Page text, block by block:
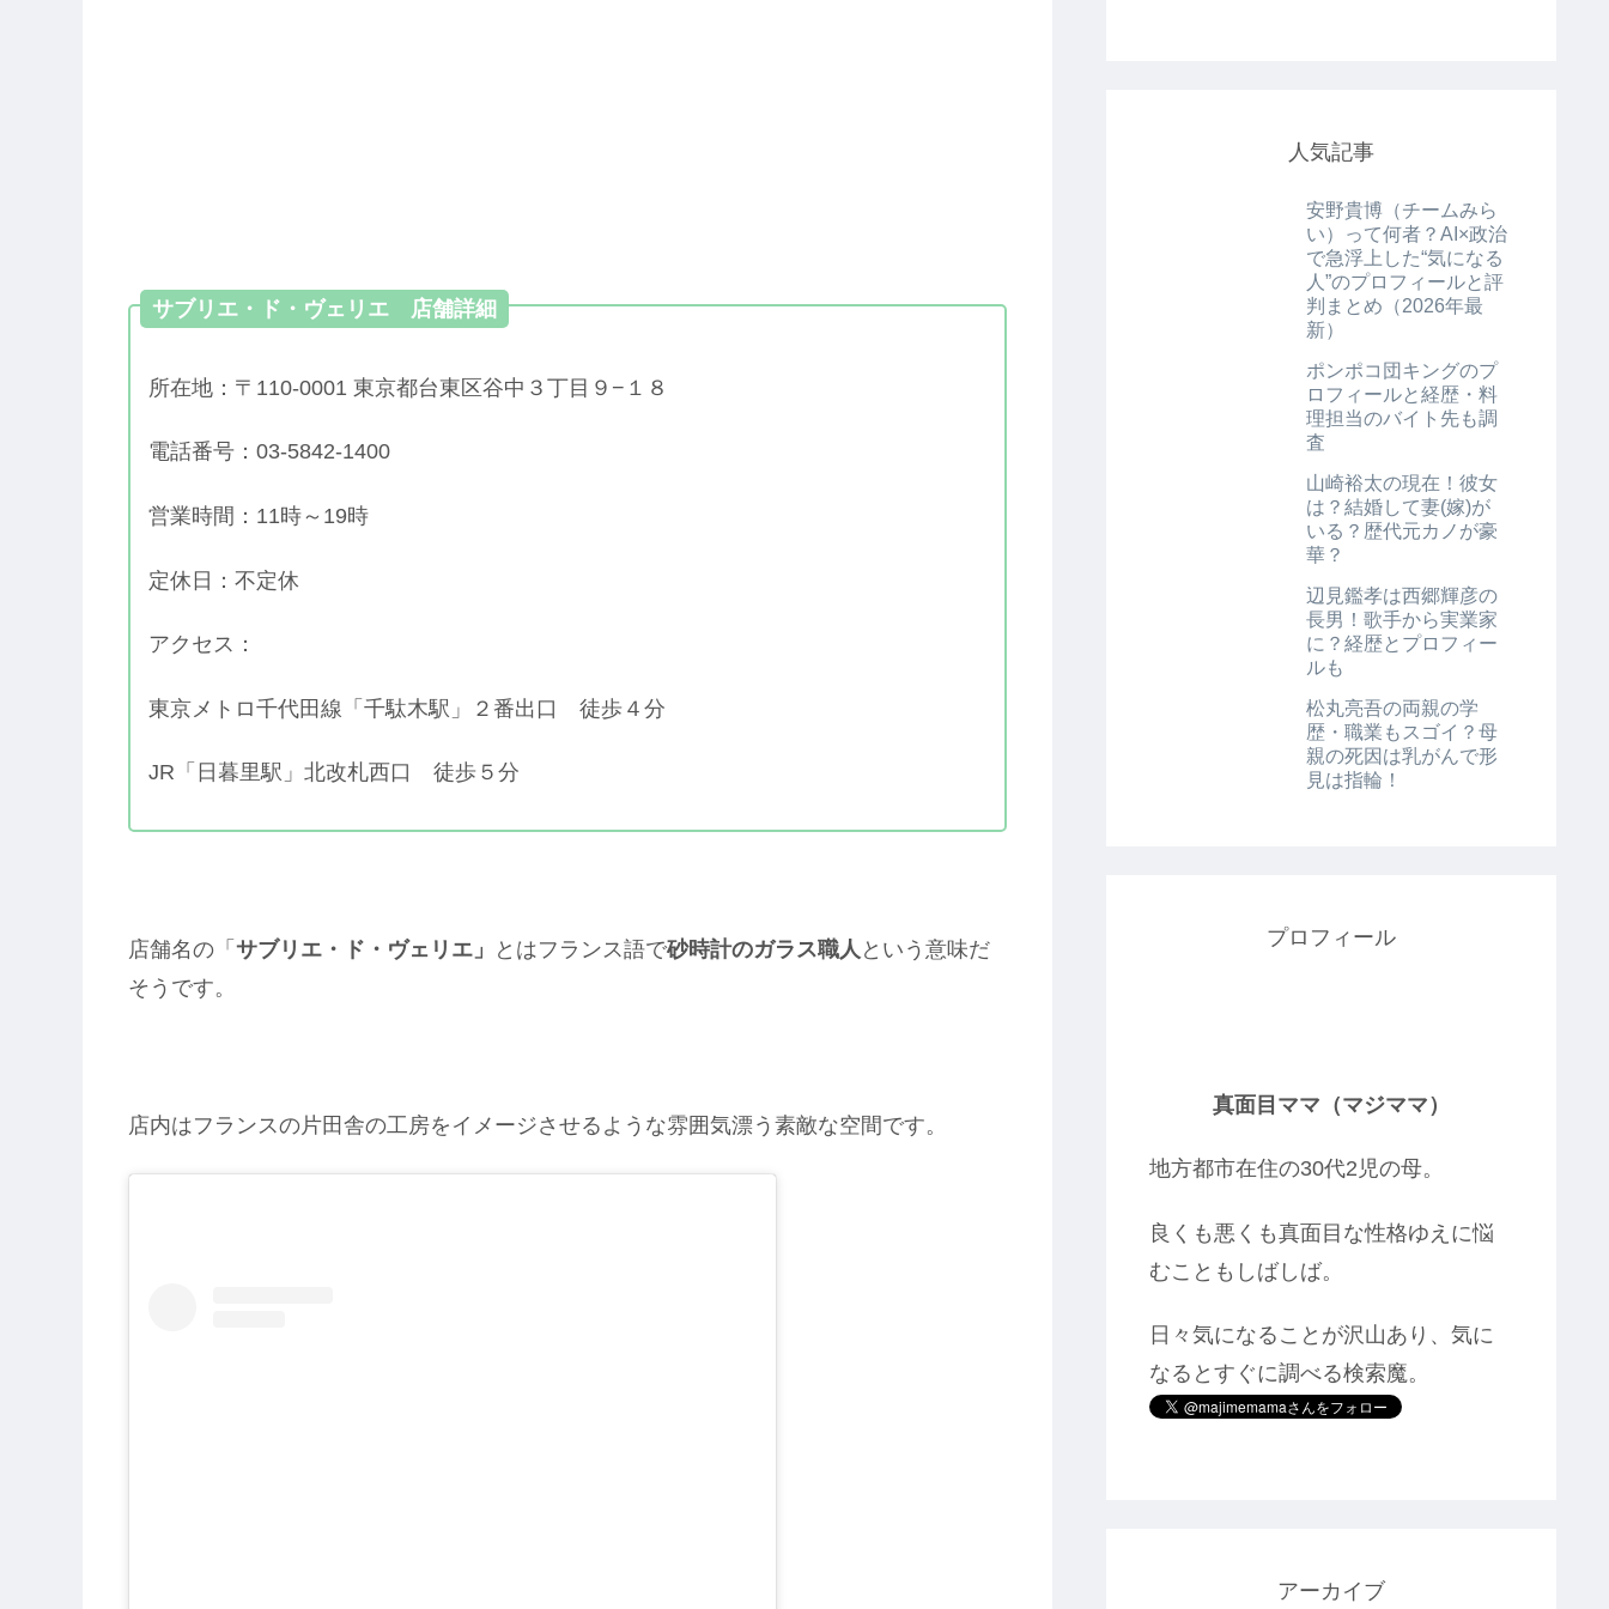
サブリエ・ド・ヴェリエ 店舗詳細
所在地：〒110-0001 東京都台東区谷中３丁目９−１８
電話番号：03-5842-1400
営業時間：11時～19時
定休日：不定休
アクセス：
東京メトロ千代田線「千駄木駅」２番出口 徒歩４分
JR「日暮里駅」北改札西口 徒歩５分
店舗名の「 サブリエ・ド・ヴェリエ」 とはフランス語で砂時計のガラス職人 という意味だ
そうです。
店内はフランスの片田舎の工房をイメージさせるような雰囲気漂う素敵な空間です。
人気記事
安野貴博（チームみら
い）って何者？AI×政治
で急浮上した“気になる
人”のプロフィールと評
判まとめ（2026年最
新）
ポンポコ団キングのプ
ロフィールと経歴・料
理担当のバイト先も調
査
山崎裕太の現在！彼女
は？結婚して妻(嫁)が
いる？歴代元カノが豪
華？
辺見鑑孝は西郷輝彦の
長男！歌手から実業家
に？経歴とプロフィー
ルも
松丸亮吾の両親の学
歴・職業もスゴイ？母
親の死因は乳がんで形
見は指輪！
プロフィール
真面目ママ（マジママ）
地方都市在住の30代2児の母。
良くも悪くも真面目な性格ゆえに悩
むこともしばしば。
日々気になることが沢山あり、気に
なるとすぐに調べる検索魔。
アーカイブ